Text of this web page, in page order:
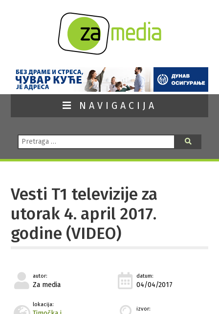
NAVIGACIJA
Pretraga:
Vesti T1 televizije za
utorak 4. april 2017.
godine (VIDEO)
autor:
Za media
datum:
04/04/2017
lokacija:
izvor: